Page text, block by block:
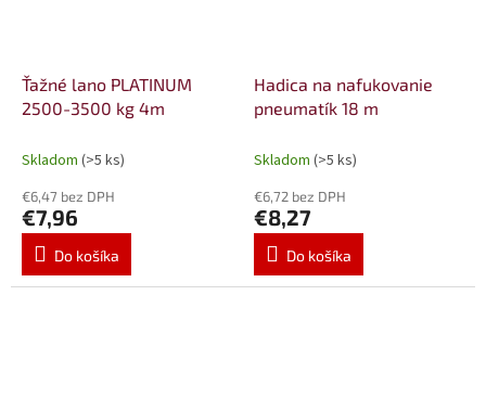
Ťažné lano PLATINUM
2500-3500 kg 4m
Skladom (>5 ks)
€6,47 bez DPH
€7,96
Do košíka
Hadica na nafukovanie
pneumatík 18 m
Skladom (>5 ks)
€6,72 bez DPH
€8,27
Do košíka